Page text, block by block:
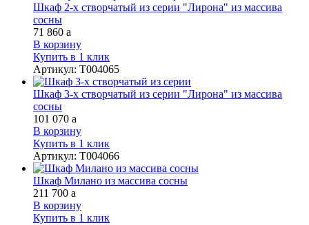
Шкаф 2-х створчатый из серии "Лирона" из массива
сосны
71 860 a
В корзину
Купить в 1 клик
Артикул: Т004065
Шкаф 3-х створчатый из серии "Лирона" из массива
сосны
101 070 a
В корзину
Купить в 1 клик
Артикул: Т004066
Шкаф Милано из массива сосны
211 700 a
В корзину
Купить в 1 клик